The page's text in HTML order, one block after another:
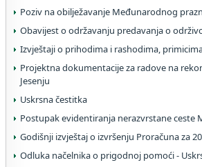
Poziv na obilježavanje Međunarodnog
Obavijest o održavanju predavanja o
Izvještaji o prihodima i rashodima,
Projektna dokumentacije za radove na
Jesenju
Uskrsna čestitka
Postupak evidentiranja nerazvrstane ceste
Godišnji izvještaj o izvršenju Proračuna za
Odluka načelnika o prigodnoj pomoći -